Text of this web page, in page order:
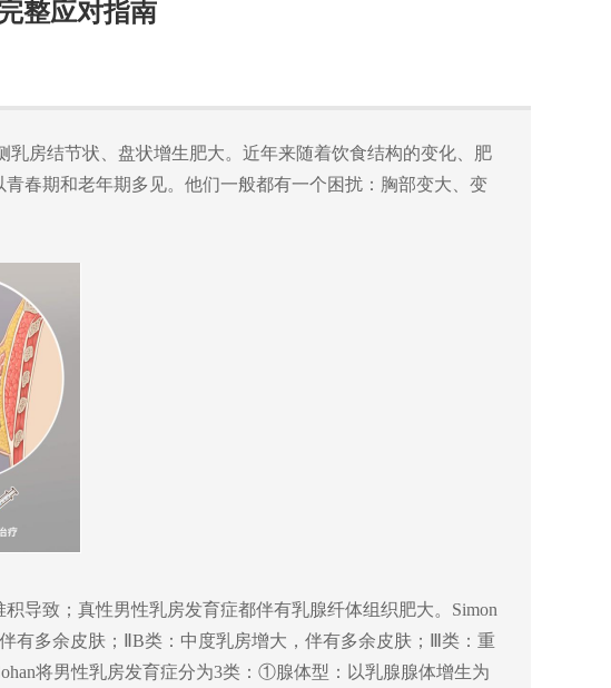
整应对指南
乳房结节状、盘状增生肥大。 近年来随着饮食结构的变化、肥
春期和老年期多见。 他们一般都有一个困扰： 胸部变大、 变
积导致 ； 真性男性乳房发育症都伴有乳腺纤体组织肥大。 Simon
有多余皮肤； B类：中度乳房增大，伴有多余皮肤；
类：重
将男性乳房发育症分为3类： ①腺体型：以乳腺腺体增生为